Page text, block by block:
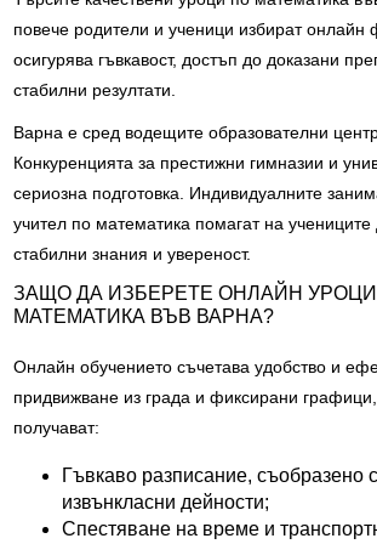
повече родители и ученици избират онлайн
осигурява гъвкавост, достъп до доказани
стабилни резултати.
Варна е сред водещите образователни
Конкуренцията за престижни гимназии и
сериозна подготовка. Индивидуалните
учител по математика помагат на учениците
стабилни знания и увереност.
ЗАЩО ДА ИЗБЕРЕТЕ ОНЛАЙН
МАТЕМАТИКА ВЪВ ВАРНА?
Онлайн обучението съчетава удобство и
придвижване из града и фиксирани
получават:
Гъвкаво разписание, съобразено
извънкласни дейности;
Спестяване на време и